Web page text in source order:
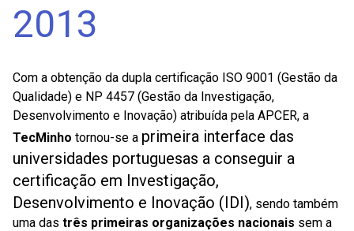
2013
Com a obtenção da dupla certificação ISO 9001 (Gestão da
Qualidade) e NP 4457 (Gestão da Investigação,
Desenvolvimento e Inovação) atribuída pela APCER, a
TecMinho tornou-se a primeira interface das
universidades portuguesas a conseguir a
certificação em Investigação,
Desenvolvimento e Inovação (IDI), sendo também
uma das três primeiras organizações nacionais sem a